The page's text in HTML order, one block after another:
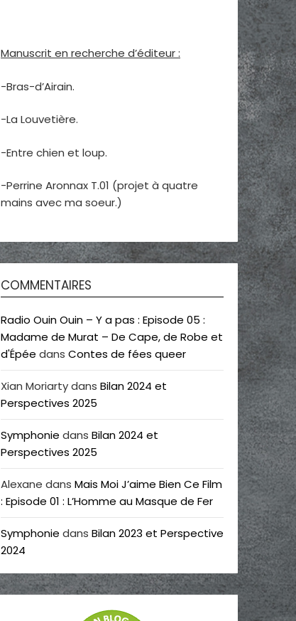
Manuscrit en recherche d’éditeur :
-Bras-d’Airain.
-La Louvetière.
-Entre chien et loup.
-Perrine Aronnax T.01 (projet à quatre
mains avec ma soeur.)
COMMENTAIRES
Radio Ouin Ouin – Y a pas : Episode 05 :
Madame de Murat – De Cape, de Robe et
d'Épée dans Contes de fées queer
Xian Moriartydans Bilan 2024 et
Perspectives 2025
Symphonie dans Bilan 2024 et
Perspectives 2025
Alexane dans Mais Moi J’aime Bien Ce Film
: Episode 01 : L’Homme au Masque de Fer
Symphonie dans Bilan 2023 et Perspective
2024